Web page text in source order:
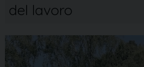
del lavoro